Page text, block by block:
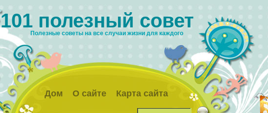
101 полезный совет
Полезные советы на все случаи жизни для каждого
Дом О сайте Карта сайта